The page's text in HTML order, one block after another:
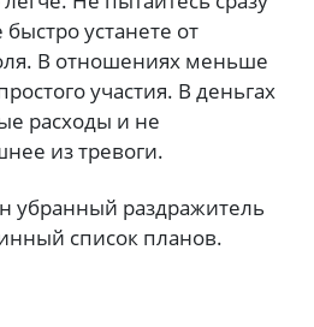
устанете от
В отношениях меньше
участия. В деньгах
расходы и не
из тревоги.
убранный раздражитель
список планов.